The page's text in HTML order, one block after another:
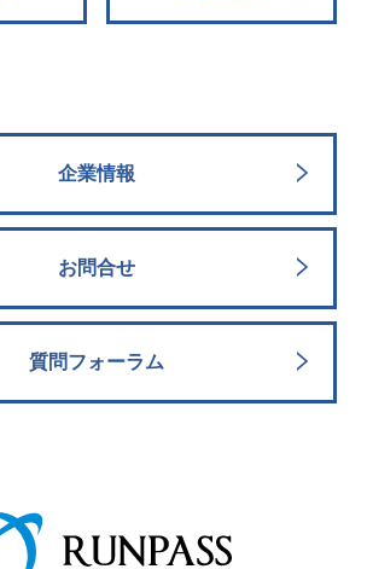
企業情報
お問合せ
質問フォーラム